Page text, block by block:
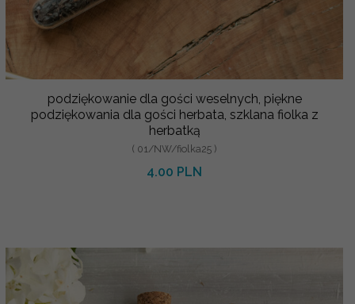
podziękowanie dla gości weselnych, piękne
podziękowania dla gości herbata, szklana fiolka z
herbatką
( 01/NW/fiolka25 )
4.00 PLN